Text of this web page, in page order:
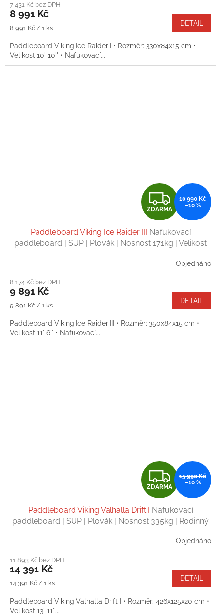
7 431 Kč bez DPH
8 991 Kč
Měrná
8 991 Kč / 1 ks
DETAIL
Paddleboard Viking Ice Raider I • Rozměr: 330x84x15 cm •
Velikost 10' 10'' • Nafukovací...
Z
D
A
R
A
ZDARMA
10 990 Kč
–10 %
Paddleboard Viking Ice Raider III
Nafukovací
paddleboard | SUP | Plovák | Nosnost 171kg | Velikost
Objednáno
8 174 Kč bez DPH
9 891 Kč
Měrná
9 891 Kč / 1 ks
DETAIL
Paddleboard Viking Ice Raider III • Rozměr: 350x84x15 cm •
Velikost 11' 6'' • Nafukovací...
Z
D
A
R
A
ZDARMA
15 990 Kč
–10 %
Paddleboard Viking Valhalla Drift I Nafukovací
paddleboard | SUP | Plovák | Nosnost 335kg | Rodinný
Objednáno
11 893 Kč bez DPH
14 391 Kč
Měrná
14 391 Kč / 1 ks
DETAIL
Paddleboard Viking Valhalla Drift I • Rozměr: 426x125x20 cm •
Velikost 13' 11''...